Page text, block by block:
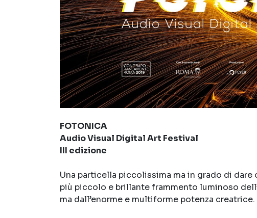
FOTONICA
Audio Visual Digital Art Festival
III edizione
Una particella piccolissima ma in grado di
più piccolo e brillante frammento luminoso
ma dall’enorme e multiforme potenza creatrice.